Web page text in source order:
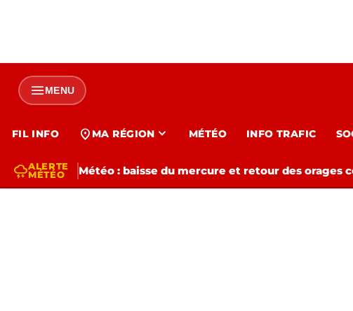
menuMENU
FIL INFO location_on MA RÉGION expand_more MÉTÉO INFO TRAFIC
thunderstormALERTE
MÉTÉO
Météo : baisse du mercure et retour des orages